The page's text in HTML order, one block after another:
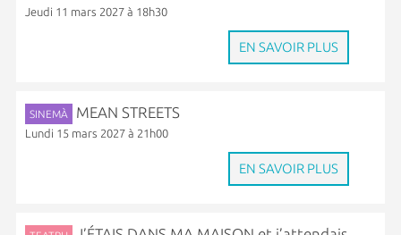
Jeudi 11 mars 2027 à 18h30
EN SAVOIR PLUS
SINEMÀ MEAN STREETS
Lundi 15 mars 2027 à 21h00
EN SAVOIR PLUS